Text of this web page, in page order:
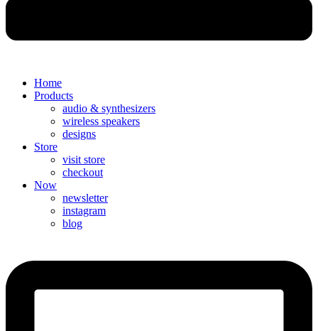
Home
Products
audio & synthesizers
wireless speakers
designs
Store
visit store
checkout
Now
newsletter
instagram
blog